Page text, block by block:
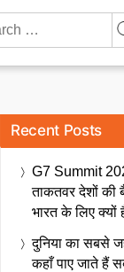
Recent Posts
G7 Summit
ताकतवर देशों
भारत के लिए क्यों
दुनिया का सबसे
कहाँ पाए जाते हैं